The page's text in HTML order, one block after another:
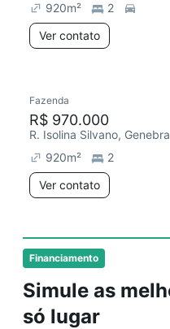
Financiamento
Simule as
só lugar
920m²
2
Ver contato
Fazenda
R$ 970.000
R. Isolina Silvano, Genebra
920m²
2
Ver contato